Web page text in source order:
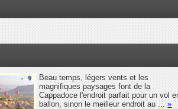
Beau temps, légers vents et les
magnifiques paysages font de la
Cappadoce l'endroit parfait pour un vol
ballon, sinon le meilleur endroit au ...»